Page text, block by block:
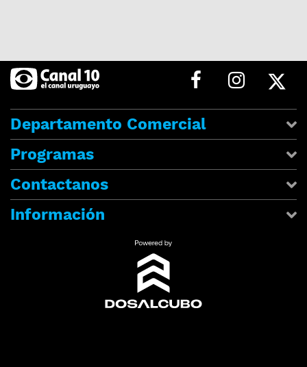
Departamento Comercial
Programas
Contactanos
Información